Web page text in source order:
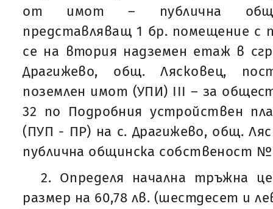
от имот – публична
представляващ 1 бр. помещение с
се на втория надземен етаж в
Драгижево, общ. Лясковец,
поземлен имот (УПИ) ІII – за
32 по Подробния устройствен
(ПУП - ПР) на с. Драгижево, общ.
публична общинска собственост №
2. Определя начална тръжна
размер на 60,78 лв. (шестдесет и